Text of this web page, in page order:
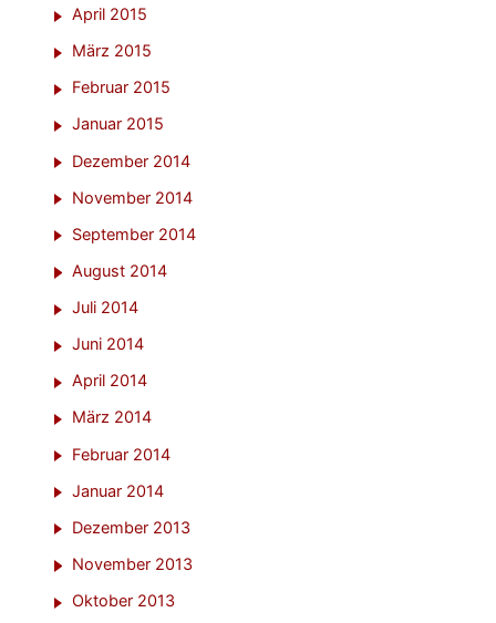
April 2015
März 2015
Februar 2015
Januar 2015
Dezember 2014
November 2014
September 2014
August 2014
Juli 2014
Juni 2014
April 2014
März 2014
Februar 2014
Januar 2014
Dezember 2013
November 2013
Oktober 2013